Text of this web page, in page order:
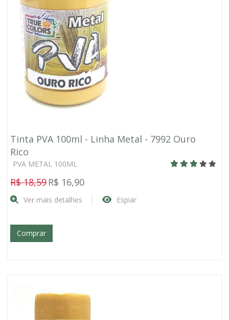
Tinta PVA 100ml - Linha Metal - 7992 Ouro
Rico
PVA METAL 100ML
R$ 18,59 R$ 16,90
Ver mais detalhes Espiar
Comprar